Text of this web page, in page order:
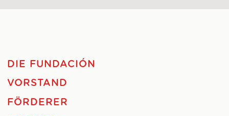
DIE FUNDACIÓN
VORSTAND
FÖRDERER